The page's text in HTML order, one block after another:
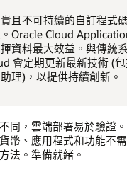
且不可持續的自訂程式
Oracle Cloud
資料最大效益。與傳統
會定期更新最新技術 (
理)，以提供持續創新。
同，雲端部署易於驗證
幣、應用程式和功能不
法。準備就緒。